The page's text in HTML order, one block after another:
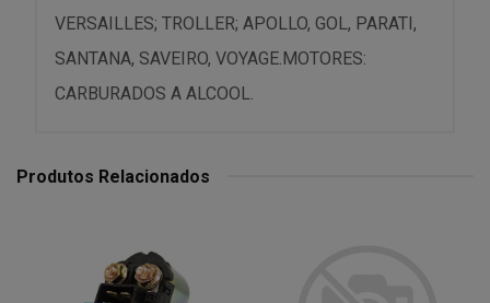
VERSAILLES; TROLLER; APOLLO, GOL, PARATI,
SANTANA, SAVEIRO, VOYAGE.MOTORES:
CARBURADOS A ALCOOL.
Produtos Relacionados